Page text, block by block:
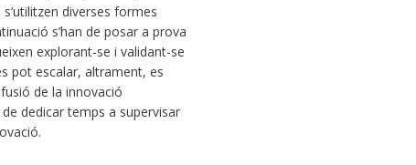
diverses formes
s’han de posar a prova
explorant-se i validant-se
pot escalar, altrament, es
de la innovació
de dedicar temps a supervisar